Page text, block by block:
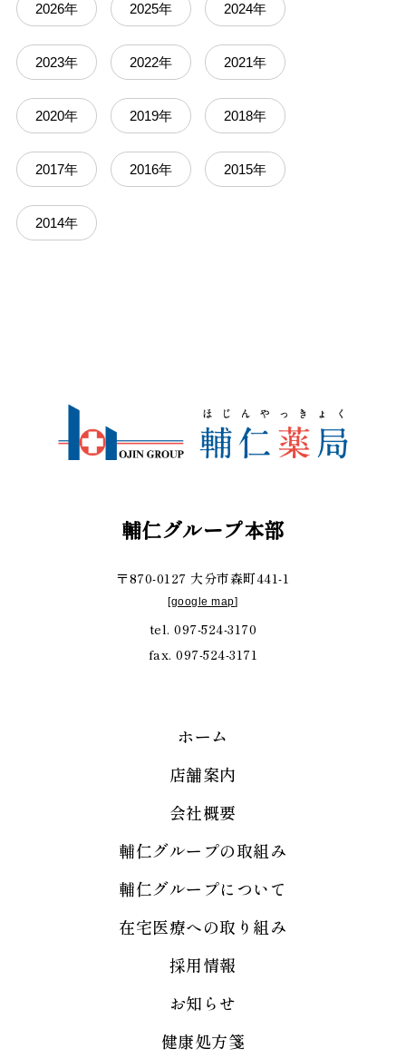
2026年 2025年 2024年
2023年 2022年 2021年
2020年 2019年 2018年
2017年 2016年 2015年
2014年
輔仁グループ本部
〒870-0127 大分市森町441-1
[google map]
tel. 097-524-3170
fax. 097-524-3171
ホーム
店舗案内
会社概要
輔仁グループの取組み
輔仁グループについて
在宅医療への取り組み
採用情報
お知らせ
健康処方箋